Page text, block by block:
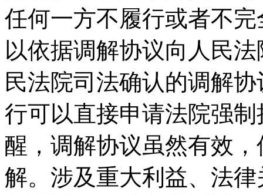
任何一方不履行或者不
以依据调解协议向人民
民法院司法确认的调解
行可以直接申请法院强
醒，调解协议虽然有效
解。涉及重大利益、法